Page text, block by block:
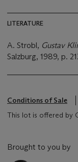
LITERATURE
A. Strobl, Gustav
Salzburg, 1989, p.
Conditions of Sale
This lot is offered by
Brought to you by